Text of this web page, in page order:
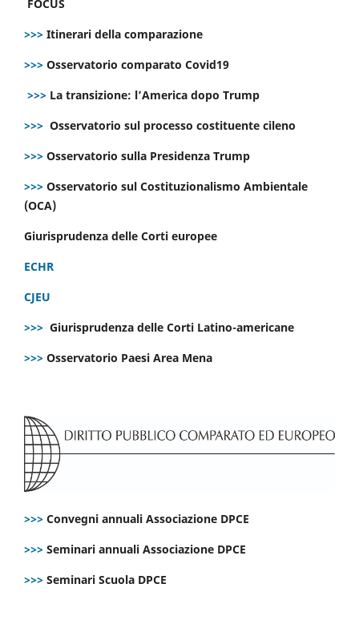
FOCUS
>>> Itinerari della comparazione
>>> Osservatorio comparato Covid19
>>> La transizione: l’America dopo Trump
>>> Osservatorio sul processo costituente cileno
>>> Osservatorio sulla Presidenza Trump
>>> Osservatorio sul Costituzionalismo Ambientale
(OCA)
Giurisprudenza delle Corti europee
ECHR
CJEU
>>> Giurisprudenza delle Corti Latino-americane
>>> Osservatorio Paesi Area Mena
>>> Convegni annuali Associazione DPCE
>>> Seminari annuali Associazione DPCE
>>> Seminari Scuola DPCE